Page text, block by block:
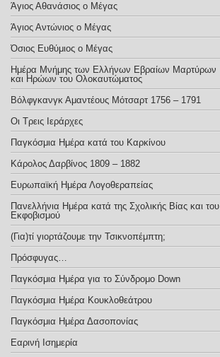
Άγιος Αθανάσιος ο Μέγας
Άγιος Αντώνιος ο Μέγας
Όσιος Ευθύμιος ο Μέγας
Ημέρα Μνήμης των Ελλήνων Εβραίων Μαρτύρων
και Ηρώων του Ολοκαυτώματος
Βόλφγκανγκ Αμαντέους Μότσαρτ 1756 – 1791
Οι Τρεις Ιεράρχες
Παγκόσμια Ημέρα κατά του Καρκίνου
Κάρολος Δαρβίνος 1809 – 1882
Ευρωπαϊκή Ημέρα Λογοθεραπείας
Πανελλήνια Ημέρα κατά της Σχολικής Βίας και του
Εκφοβισμού
(Για)τί γιορτάζουμε την Τσικνοπέμπτη;
Πρόσφυγας…
Παγκόσμια Ημέρα για το Σύνδρομο Down
Παγκόσμια Ημέρα Κουκλοθεάτρου
Παγκόσμια Ημέρα Δασοπονίας
Εαρινή Ισημερία